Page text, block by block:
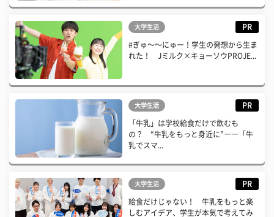
大学生活 PR
#ぎゅ〜〜にゅー！学生の発想から生ま
れた！ Jミルク×キョーソウPROJE...
大学生活 PR
「牛乳」は学校給食だけで飲むも
の？ “牛乳をもっと身近に”――「牛
乳でスマ...
大学生活 PR
給食だけじゃない！ 牛乳をもっと楽
しむアイデア、学生が本気で考えてみ